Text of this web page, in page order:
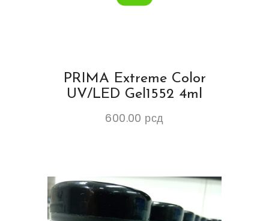
PRIMA Extreme Color
UV/LED Gel1552 4ml
600.00 рсд